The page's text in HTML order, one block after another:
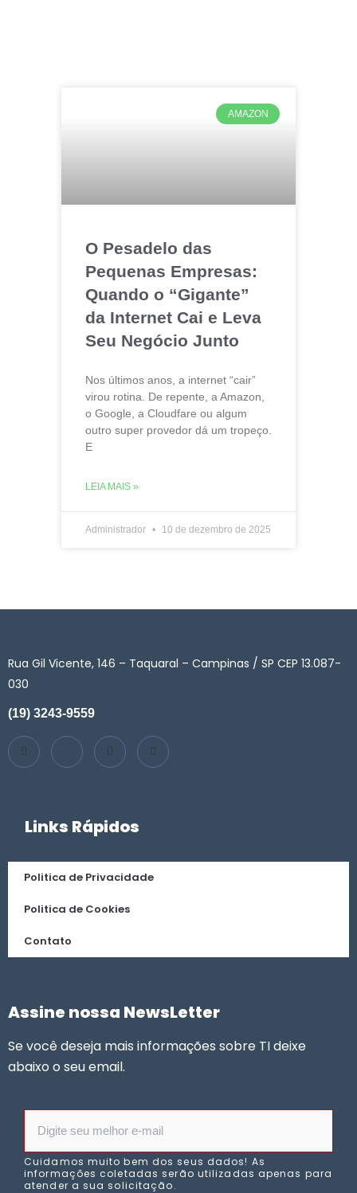
AMAZON
O Pesadelo das
Pequenas Empresas:
Quando o “Gigante”
da Internet Cai e Leva
Seu Negócio Junto
Nos últimos anos, a internet “cair”
virou rotina. De repente, a Amazon,
o Google, a Cloudfare ou algum
outro super provedor dá um tropeço.
E
LEIA MAIS »
Administrador 10 de dezembro de 2025
Rua Gil Vicente, 146 – Taquaral – Campinas / SP CEP 13.087-
030
(19) 3243-9559
Links Rápidos
Politica de Privacidade
Politica de Cookies
Contato
Assine nossa NewsLetter
Se você deseja mais informações sobre TI deixe
abaixo o seu email.
Cuidamos muito bem dos seus dados! As
informações coletadas serão utilizadas apenas para
atender a sua solicitação.